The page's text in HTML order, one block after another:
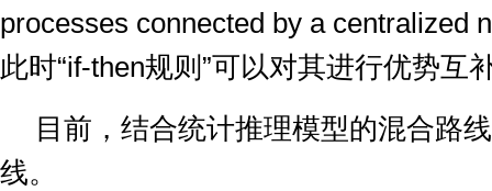
processes connected by a centralized
此时“if-then规则 ”可以对其进行优势互
目前，结合统计推理模型的混合路
线。